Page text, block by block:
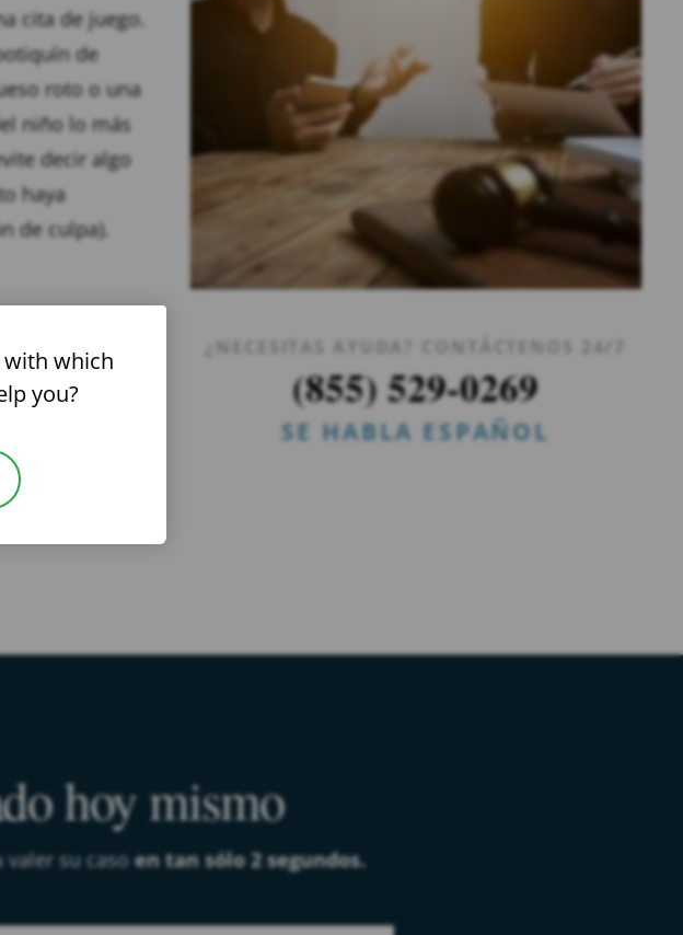
cita de juego.
de
roto o una
niño lo más
decir algo
haya
de culpa).
registros del
antes
su hijo.
Chalik &
¿NECESITAS AYUDA? CONTÁCTENOS 24/7
(855) 529-0269
SE HABLA ESPAÑOL
hoy mismo
valer su casoen tan sólo 2 segundos.
with which
you?